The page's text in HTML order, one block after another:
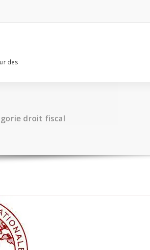
des
droit fiscal